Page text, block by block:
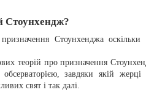
Стоунхендж?
Стоунхенджа
теорій про призначення
завдяки якій
свят і так далі.